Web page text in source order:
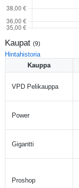
Kaupat (9)
Hintahistoria
Kauppa
VPD Pelikauppa
Power
Gigantti
Proshop